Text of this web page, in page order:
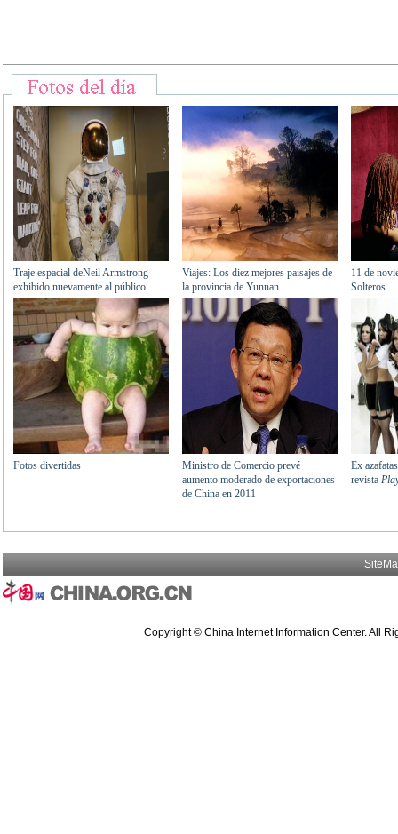
Copyright © China Internet Information Center. All